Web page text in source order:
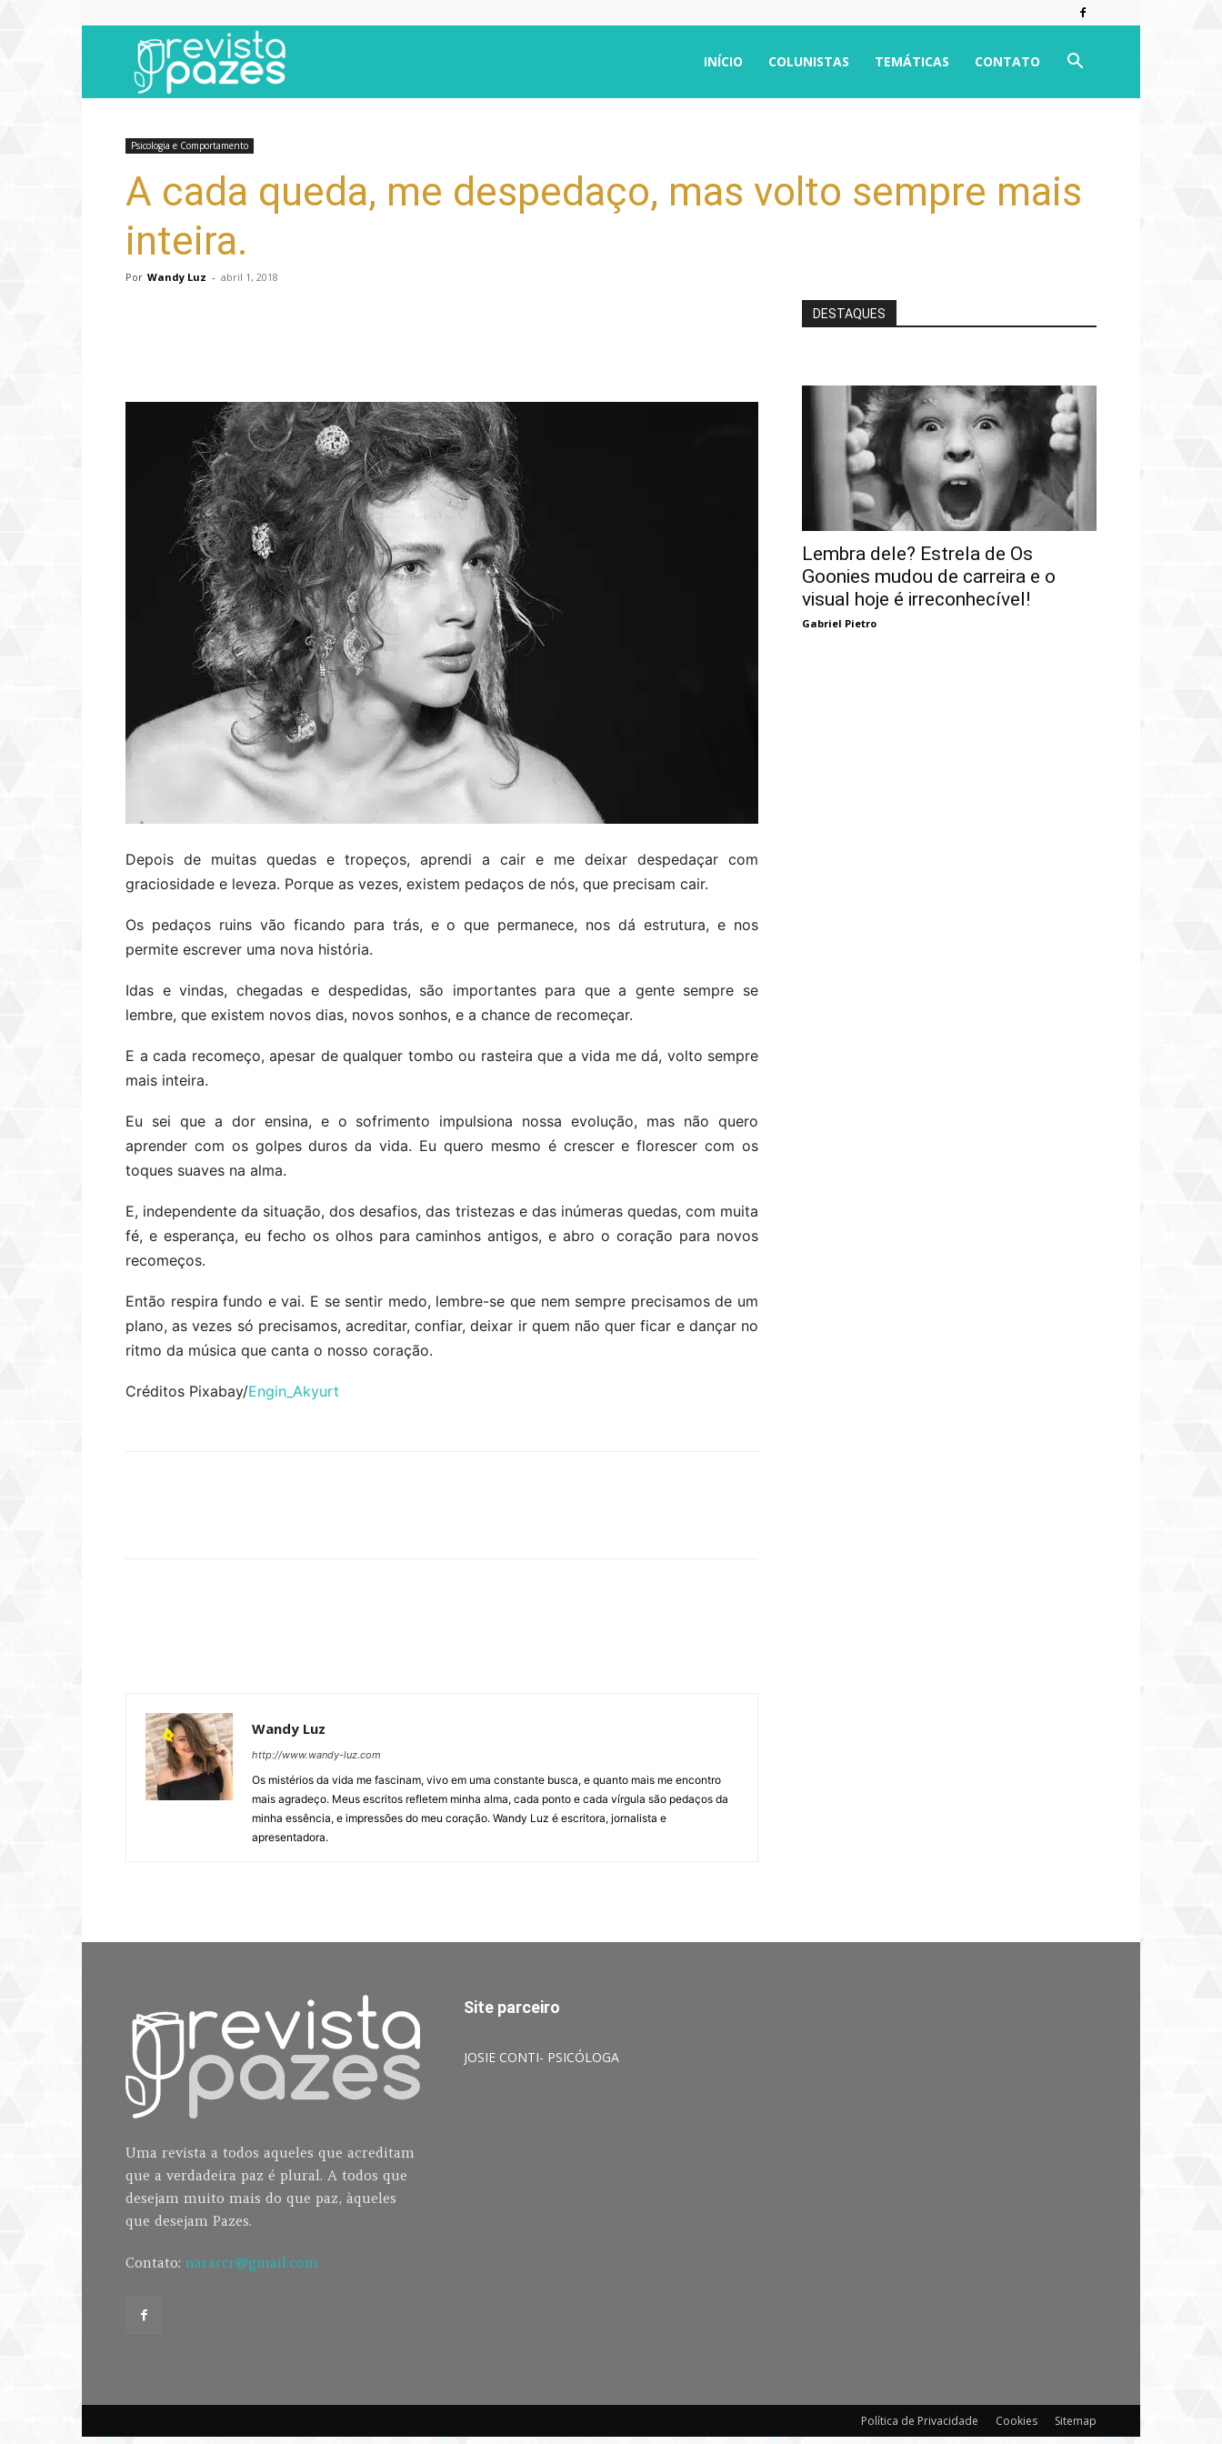
INÍCIO COLUNISTAS TEMÁTICAS CONTATO
Psicologia e Comportamento
A cada queda, me despedaço, mas volto sempre mais
inteira.
Por Wandy Luz - abril 1, 2018
Depois de muitas quedas e tropeços, aprendi a cair e me deixar despedaçar com
graciosidade e leveza. Porque as vezes, existem pedaços de nós, que precisam cair.
Os pedaços ruins vão ficando para trás, e o que permanece, nos dá estrutura, e nos
permite escrever uma nova história.
Idas e vindas, chegadas e despedidas, são importantes para que a gente sempre se
lembre, que existem novos dias, novos sonhos, e a chance de recomeçar.
E a cada recomeço, apesar de qualquer tombo ou rasteira que a vida me dá, volto sempre
mais inteira.
Eu sei que a dor ensina, e o sofrimento impulsiona nossa evolução, mas não quero
aprender com os golpes duros da vida. Eu quero mesmo é crescer e florescer com os
toques suaves na alma.
E, independente da situação, dos desafios, das tristezas e das inúmeras quedas, com muita
fé, e esperança, eu fecho os olhos para caminhos antigos, e abro o coração para novos
recomeços.
Então respira fundo e vai. E se sentir medo, lembre-se que nem sempre precisamos de um
plano, as vezes só precisamos, acreditar, confiar, deixar ir quem não quer ficar e dançar no
ritmo da música que canta o nosso coração.
Créditos Pixabay/Engin_Akyurt
Wandy Luz
http://www.wandy-luz.com
Os mistérios da vida me fascinam, vivo em uma constante busca, e quanto mais me encontro
mais agradeço. Meus escritos refletem minha alma, cada ponto e cada vírgula são pedaços da
minha essência, e impressões do meu coração. Wandy Luz é escritora, jornalista e
apresentadora.
DESTAQUES
Lembra dele? Estrela de Os
Goonies mudou de carreira e o
visual hoje é irreconhecível!
Gabriel Pietro
Uma revista a todos aqueles que acreditam
que a verdadeira paz é plural. A todos que
desejam muito mais do que paz, àqueles
que desejam Pazes.
Contato: nararcr@gmail.com
Site parceiro
JOSIE CONTI- PSICÓLOGA
Política de Privacidade Cookies Sitemap